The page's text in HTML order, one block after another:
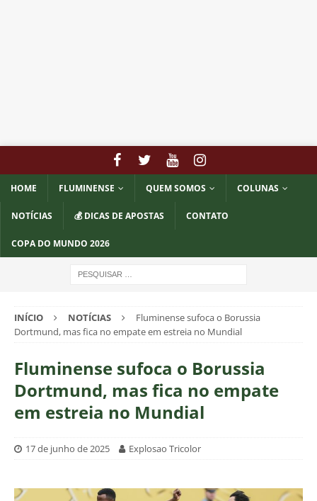
HOME FLUMINENSE QUEM SOMOS COLUNAS
NOTÍCIAS 💰 DICAS DE APOSTAS CONTATO
COPA DO MUNDO 2026
INÍCIO NOTÍCIAS
Fluminense sufoca o Borussia
Dortmund, mas fica no empate em estreia no Mundial
Fluminense sufoca o Borussia
Dortmund, mas fica no empate
em estreia no Mundial
17 de junho de 2025 Explosao Tricolor